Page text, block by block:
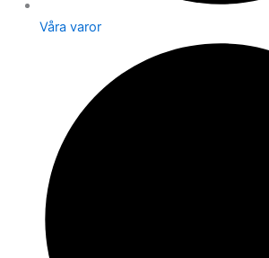
Våra varor